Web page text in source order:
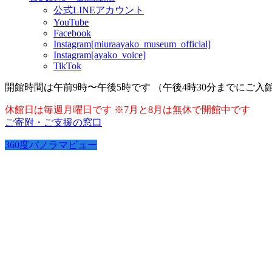
公式LINEアカウント
YouTube
Facebook
Instagram[miuraayako_museum_official]
Instagram[ayako_voice]
TikTok
開館時間は午前9時〜午後5時です （午後4時30分までにご入
休館日は毎週月曜日です ※7月と8月は無休で開館中です
ご寄附・ご支援の窓口
360度パノラマビュー